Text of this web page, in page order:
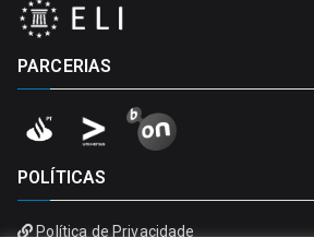
PARCERIAS
POLÍTICAS
Política de Privacidade